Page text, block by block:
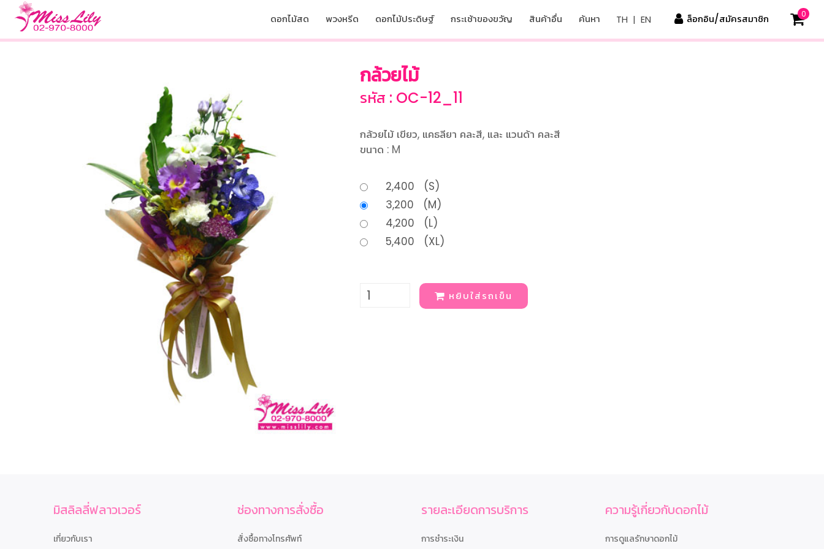
ดอกไม้สด พวงหรีด ดอกไม้ประดิษฐ์ กระเช้าของขวัญ สินค้าอื่น ค้นหา TH | EN ล็อกอิน/สมัครสมาชิก 0
กล้วยไม้
รหัส : OC-12_11
กล้วยไม้ เขียว, แคธลียา คละสี, และ แวนด้า คละสี
ขนาด : M
2,400 (S)
3,200 (M)
4,200 (L)
5,400 (XL)
หยิบใส่รถเข็น
มิสลิลลี่ฟลาวเวอร์
เกี่ยวกับเรา
ช่องทางการสั่งซื้อ
สั่งซื้อทางโทรศัพท์
รายละเอียดการบริการ
การชำระเงิน
ความรู้เกี่ยวกับดอกไม้
การดูแลรักษาดอกไม้